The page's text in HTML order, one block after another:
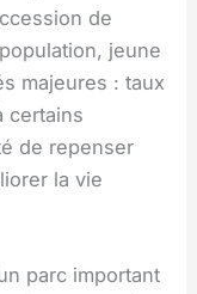
de
jeune
majeures : taux
certains
de repenser
la vie
parc important